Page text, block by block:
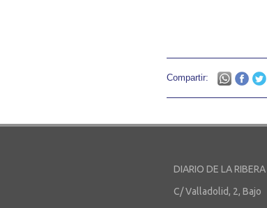
Compartir:
DIARIO DE LA RIBERA
C/ Valladolid, 2, Bajo